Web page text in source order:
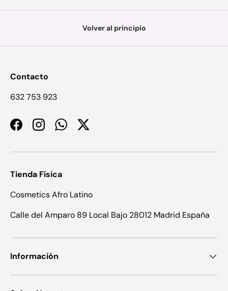
Volver al principio
Contacto
632 753 923
FacebookInstagramWhatsApp
Twitter
Tienda Física
Cosmetics Afro Latino
Calle del Amparo 89 Local Bajo 28012 Madrid España
Información